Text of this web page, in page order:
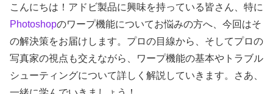
こんにちは！アドビ製品に興味を持っている皆さん、特に
Photoshopのワープ機能についてお悩みの方へ、今回はそ
の解決策をお届けします。プロの目線から、そしてプロの
写真家の視点も交えながら、ワープ機能の基本やトラブル
シューティングについて詳しく解説していきます。さあ、